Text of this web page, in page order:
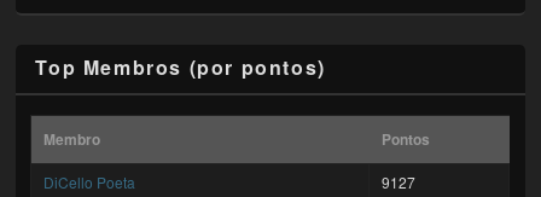
Top Membros (por pontos)
Membro Pontos
DiCello Poeta
9127